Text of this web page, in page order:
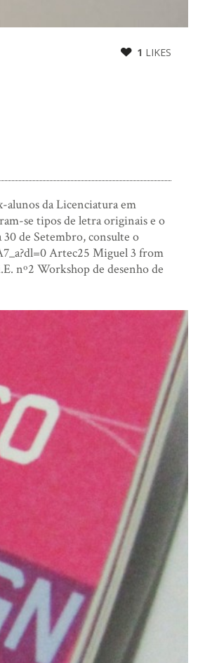
1 LIKES
alunos da Licenciatura em
se tipos de letra originais e o
de Setembro, consulte o
Artec25 Miguel 3 from
nº2 Workshop de desenho de